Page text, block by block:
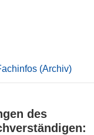
(Archiv)
des